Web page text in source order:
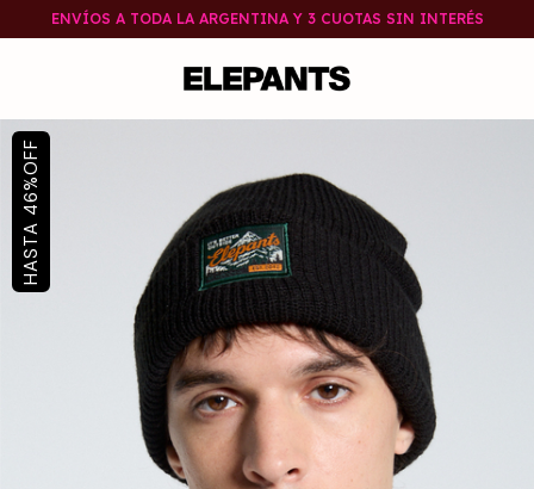
ENVÍOS A TODA LA ARGENTINA Y 3 CUOTAS SIN INTERÉS
46
%
OFF